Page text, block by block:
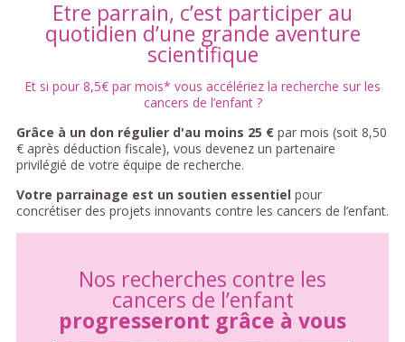
Etre parrain, c’est participer au
quotidien d’une grande aventure
scientifique
Et si pour 8,5€ par mois* vous accélériez la recherche sur les
cancers de l’enfant ?
Grâce à un don régulier d'au moins 25 €par mois (soit 8,50
€ après déduction fiscale), vous devenez un partenaire
privilégié de votre équipe de recherche.
Votre parrainage est un soutien essentiel pour
concrétiser des projets innovants contre les cancers de l’enfant.
Nos recherches contre les
cancers de l’enfant
progresseront grâce à vous